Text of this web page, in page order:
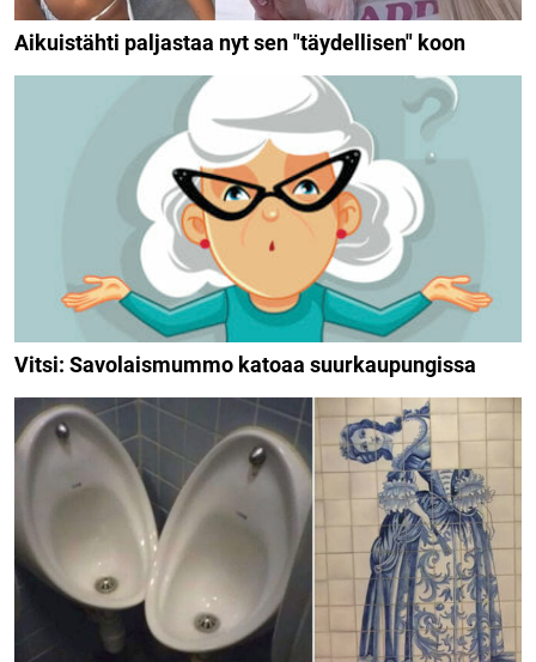
Aikuistähti paljastaa nyt sen "täydellisen" koon
Vitsi: Savolaismummo katoaa suurkaupungissa